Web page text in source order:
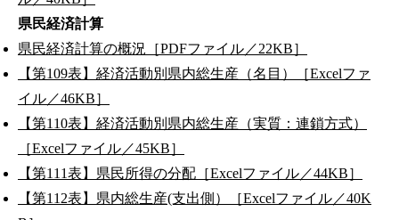
県民経済計算
県民経済計算の概況［PDFファイル／22KB］
【第109表】経済活動別県内総生産（名目）［Excelファ
イル／46KB］
【第110表】経済活動別県内総生産（実質：連鎖方式）
［Excelファイル／45KB］
【第111表】県民所得の分配［Excelファイル／44KB］
【第112表】県内総生産(支出側）［Excelファイル／40K